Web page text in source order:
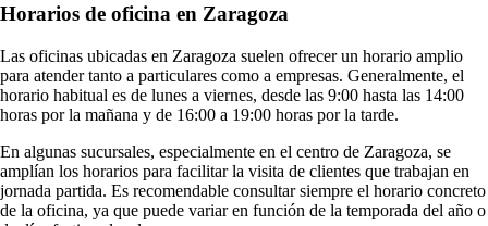
Horarios de oficina en Zaragoza
Las oficinas ubicadas en Zaragoza suelen ofrecer un horario amplio
para atender tanto a particulares como a empresas. Generalmente, el
horario habitual es de lunes a viernes, desde las 9:00 hasta las 14:00
horas por la mañana y de 16:00 a 19:00 horas por la tarde.
En algunas sucursales, especialmente en el centro de Zaragoza, se
amplían los horarios para facilitar la visita de clientes que trabajan en
jornada partida. Es recomendable consultar siempre el horario concreto
de la oficina, ya que puede variar en función de la temporada del año o